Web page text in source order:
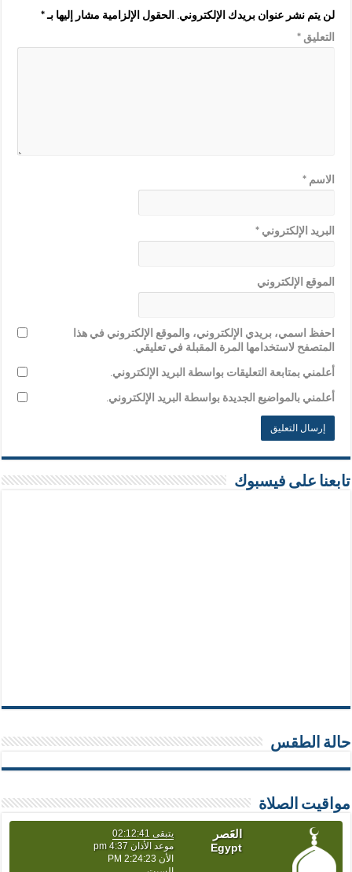
لن يتم نشر عنوان بريدك الإلكتروني. الحقول الإلزامية مشار إليها بـ*
التعليق*
الاسم*
البريد الإلكتروني*
الموقع الإلكتروني
احفظ اسمي، بريدي الإلكتروني، والموقع الإلكتروني في هذا
المتصفح لاستخدامها المرة المقبلة في تعليقي.
أعلمني بمتابعة التعليقات بواسطة البريد الإلكتروني.
أعلمني بالمواضيع الجديدة بواسطة البريد الإلكتروني.
تابعنا على فيسبوك
حالة الطقس
مواقيت الصلاة